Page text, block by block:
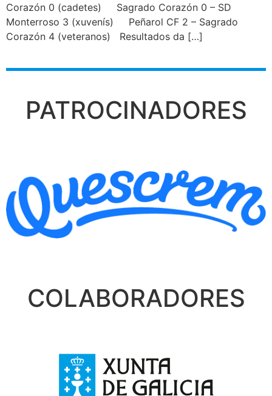
Corazón 0 (cadetes) Sagrado Corazón 0 – SD
Monterroso 3 (xuvenís) Peñarol CF 2 – Sagrado
Corazón 4 (veteranos) Resultados da […]
PATROCINADORES
COLABORADORES